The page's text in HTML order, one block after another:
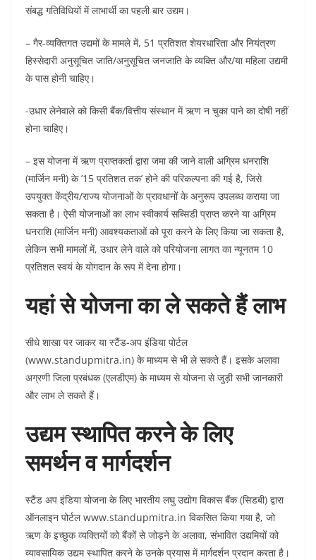
संबद्ध गतिविधियों में लाभार्थी का पहली बार उद्यम।
– गैर-व्यक्तिगत उद्यमों के मामले में, 51 प्रतिशत शेयरधारिता और नियंत्रण
हिस्सेदारी अनुसूचित जाति/अनुसूचित जनजाति के व्यक्ति और/या महिला उद्यमी
के पास होनी चाहिए।
-उधार लेनेवाले को किसी बैंक/वित्तीय संस्थान में ऋण न चुका पाने का दोषी नहीं
होना चाहिए।
– इस योजना में ऋण प्राप्तकर्ता द्वारा जमा की जाने वाली अग्रिम धनराशि
(मार्जिन मनी) के ’15 प्रतिशत तक’ होने की परिकल्पना की गई है, जिसे
उपयुक्त केंद्रीय/राज्य योजनाओं के प्रावधानों के अनुरूप उपलब्ध कराया जा
सकता है। ऐसी योजनाओं का लाभ स्वीकार्य सब्सिडी प्राप्त करने या अग्रिम
धनराशि (मार्जिन मनी) आवश्यकताओं को पूरा करने के लिए किया जा सकता है,
लेकिन सभी मामलों में, उधार लेने वाले को परियोजना लागत का न्यूनतम 10
प्रतिशत स्वयं के योगदान के रूप में देना होगा।
यहां से योजना का ले सकते हैं लाभ
सीधे शाखा पर जाकर या स्टैंड-अप इंडिया पोर्टल
(www.standupmitra.in) के माध्यम से भी ले सकते हैं। इसके अलावा
अग्रणी जिला प्रबंधक (एलडीएम) के माध्यम से योजना से जुड़ी सभी जानकारी
और लाभ ले सकते हैं।
उद्यम स्थापित करने के लिए
समर्थन व मार्गदर्शन
स्टैंड अप इंडिया योजना के लिए भारतीय लघु उद्योग विकास बैंक (सिडबी) द्वारा
ऑनलाइन पोर्टल www.standupmitra.in विकसित किया गया है, जो
ऋण के इच्छुक व्यक्तियों को बैंकों से जोड़ने के अलावा, संभावित उद्यमियों को
व्यावसायिक उद्यम स्थापित करने के उनके प्रयास में मार्गदर्शन प्रदान करता है।